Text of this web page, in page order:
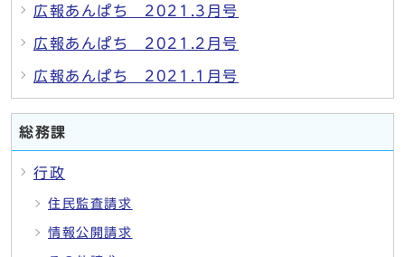
広報あんぱち 2021.3月号
広報あんぱち 2021.2月号
広報あんぱち 2021.1月号
総務課
行政
住民監査請求
情報公開請求